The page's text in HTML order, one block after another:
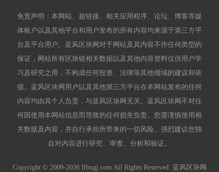
免责声明：本网站、超链接、相关应用程序、论坛、博客等媒
体账户以及其他平台和用户发布的所有内容均来源于第三方平
台及平台用户。蓝风区块网对于网站及其内容不作任何类型的
保证，网站所有区块链相关数据以及其他内容资料仅供用户学
习及研究之用，不构成任何投资、法律等其他领域的建议和依
据。蓝风区块网用户以及其他第三方平台在本网站发布的任何
内容均由其个人负责，与蓝风区块网无关。蓝风区块网不对任
何因使用本网站信息而导致的任何损失负责。您需谨慎使用相
关数据及内容，并自行承担所带来的一切风险。强烈建议您独
自对内容进行研究、审查、分析和验证。
Copyright © 2009-2026 lfbxgj.com All Rights Reserved. 蓝风区块网